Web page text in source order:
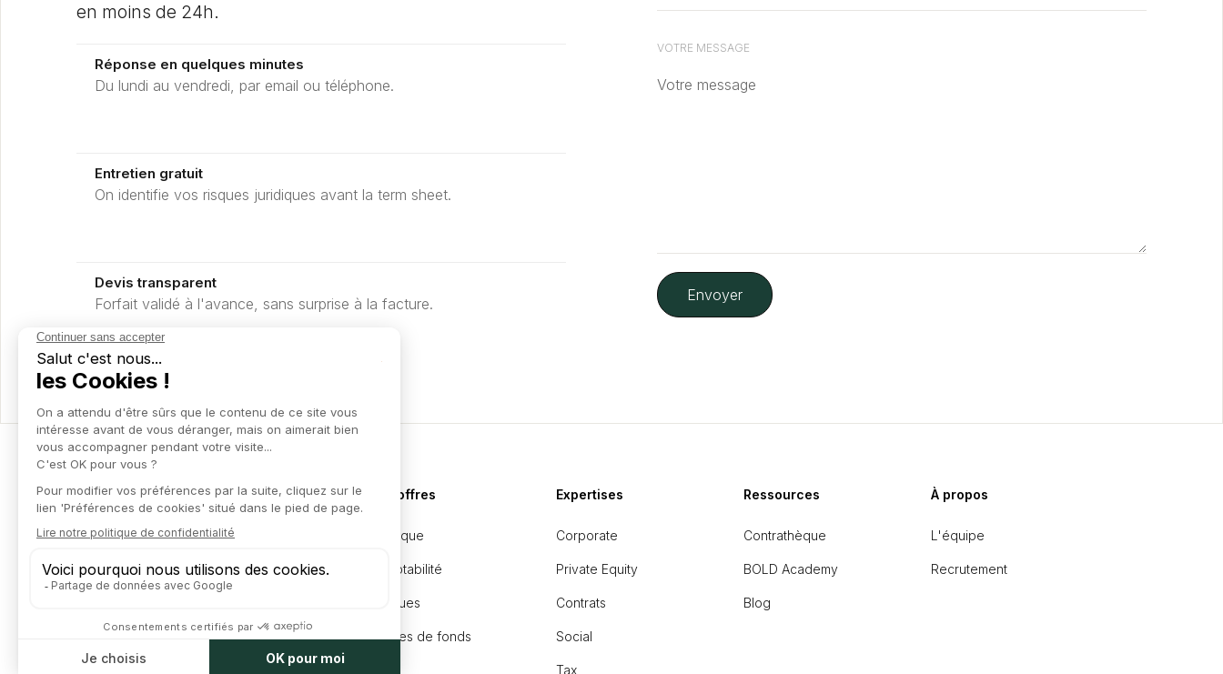
en moins de 24h.
Réponse en quelques minutes
Du lundi au vendredi, par email ou téléphone.
Entretien gratuit
On identifie vos risques juridiques avant la term sheet.
Devis transparent
Forfait validé à l'avance, sans surprise à la facture.
VOTRE MESSAGE
L'expertise d'un grand cabinet,
Nos offres
Juridique
Comptabilité
Marques
Levées de fonds
Expertises
Corporate
Private Equity
Contrats
Social
Tax
Ressources
Contrathèque
BOLD Academy
Blog
À propos
L'équipe
Recrutement